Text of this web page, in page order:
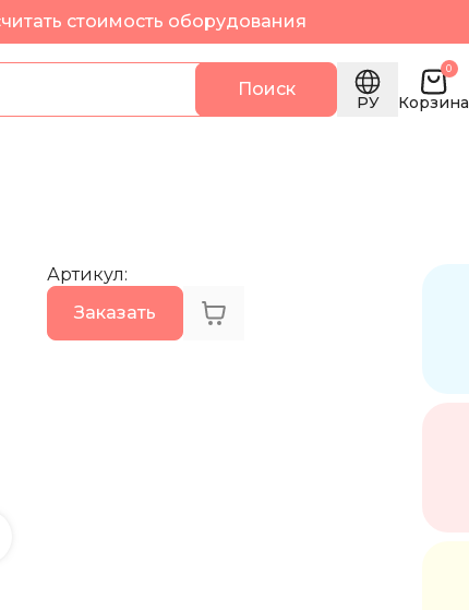
стоимость оборудования
Поиск
РУ
0
Корзина
Артикул:
Заказать